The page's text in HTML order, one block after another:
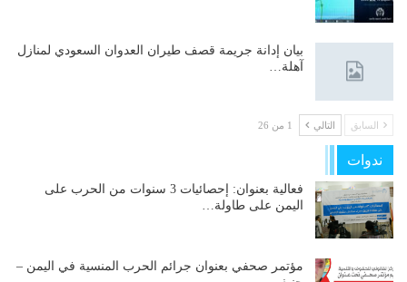
بيان إدانة جريمة قصف طيران العدوان السعودي لمنازل
آهلة…
السابق التالي 1 من 26
ندوات
فعالية بعنوان: إحصائيات 3 سنوات من الحرب على
اليمن على طاولة…
مؤتمر صحفي بعنوان جرائم الحرب المنسية في اليمن –